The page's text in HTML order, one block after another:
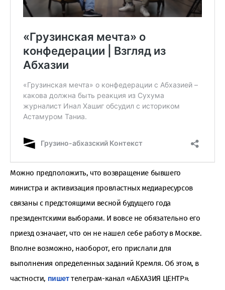
Можно предположить, что возвращение бывшего
министра и активизация провластных медиаресурсов
связаны с предстоящими весной будущего года
президентскими выборами. И вовсе не обязательно его
приезд означает, что он не нашел себе работу в Москве.
Вполне возможно, наоборот, его прислали для
выполнения определенных заданий Кремля. Об этом, в
частности, пишеттелеграм-канал «АБХАЗИЯ ЦЕНТР».